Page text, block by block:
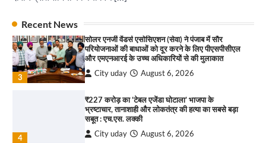
Recent News
3
सोलर एनर्जी वेंडर्स एसोसिएशन (सेवा) ने पंजाब में सौर
परियोजनाओं की बाधाओं को दूर करने के लिए पीएसपीसीएल
और एमएनआरई के उच्च अधिकारियों से की मुलाकात
City uday August 6, 2026
4
₹227 करोड़ का ‘टेबल एजेंडा घोटाला’ भाजपा के
भ्रष्टाचार, तानाशाही और लोकतंत्र की हत्या का सबसे बड़ा
सबूत : एच.एस. लक्की
City uday August 6, 2026
3
सरकारी आदर्श उच्च विद्यालय, सैक्टर 34-सी, चण्डीगढ़ में
कार्यक्रम आयोजित
City uday August 6, 2025
राहुल गाँधी ने खाई है वैश्विक मंच पर भारत को कमजोर करने
की कसम: देवशाली
City uday August 6, 2025